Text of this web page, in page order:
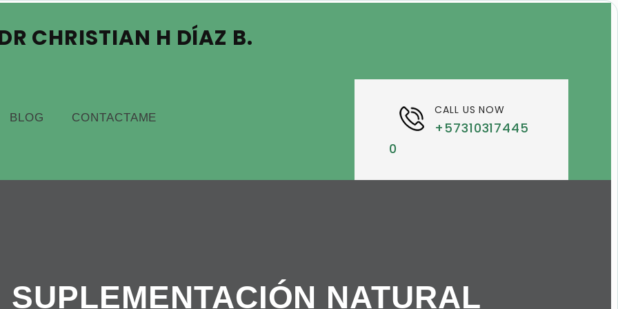
CHRISTIAN H DÍAZ B.
BLOG CONTACTAME
CALL US NOW
+57310317445
0
SUPLEMENTACIÓN NATURAL